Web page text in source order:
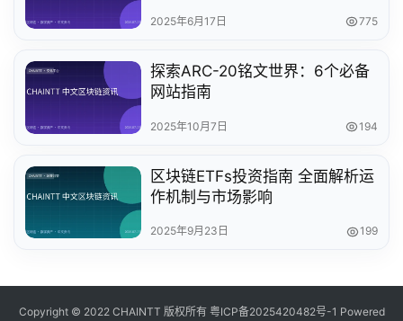
2025年6月17日 775
探索ARC-20铭文世界：6个必备
网站指南
2025年10月7日 194
区块链ETFs投资指南 全面解析运
作机制与市场影响
2025年9月23日 199
Copyright © 2022 CHAINTT 版权所有 粤ICP备2025420482号-1 Powered